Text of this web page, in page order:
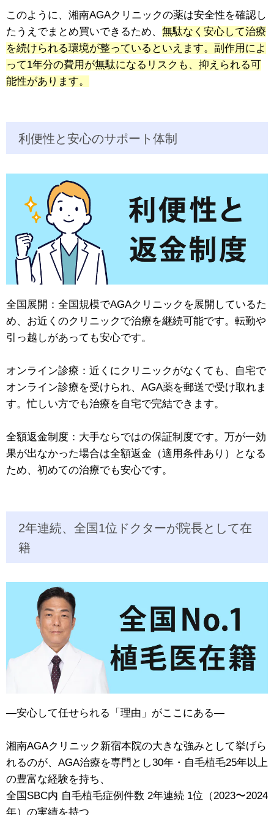
このように、湘南AGAクリニックの薬は安全性を確認し
たうえでまとめ買いできるため、 無駄なく安心して治療
を続けられる環境が整っているといえます。副作用によ
って1年分の費用が無駄になるリスクも、抑えられる可
能性があります。
利便性と安心のサポート体制
全国展開：全国規模でAGAクリニックを展開しているた
め、お近くのクリニックで治療を継続可能です。転勤や
引っ越しがあっても安心です。
オンライン診療：近くにクリニックがなくても、自宅で
オンライン診療を受けられ、AGA薬を郵送で受け取れま
す。忙しい方でも治療を自宅で完結できます。
全額返金制度：大手ならではの保証制度です。万が一効
果が出なかった場合は全額返金（適用条件あり）となる
ため、初めての治療でも安心です。
2年連続、全国1位ドクターが院長として在
籍
―安心して任せられる「理由」がここにある―
湘南AGAクリニック新宿本院の大きな強みとして挙げら
れるのが、AGA治療を専門とし30年・自毛植毛25年以上
の豊富な経験を持ち、
全国SBC内 自毛植毛症例件数 2年連続 1位（2023〜2024
年）の実績を持つ